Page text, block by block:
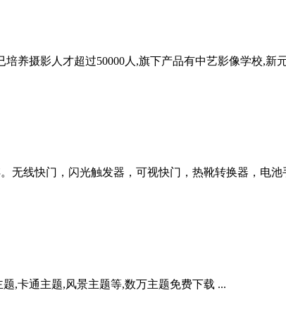
养摄影人才超过50000人,旗下产品有中艺影像学校,新
无线快门，闪光触发器，可视快门，热靴转换器，电池
,卡通主题,风景主题等,数万主题免费下载 ...